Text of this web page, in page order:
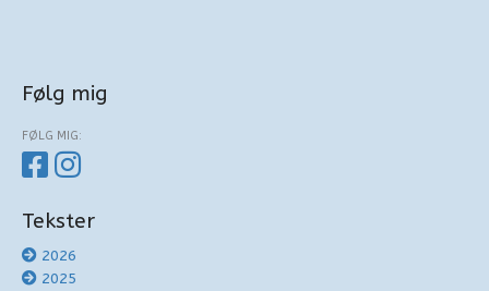
Følg mig
FØLG MIG:
Tekster
2026
2025